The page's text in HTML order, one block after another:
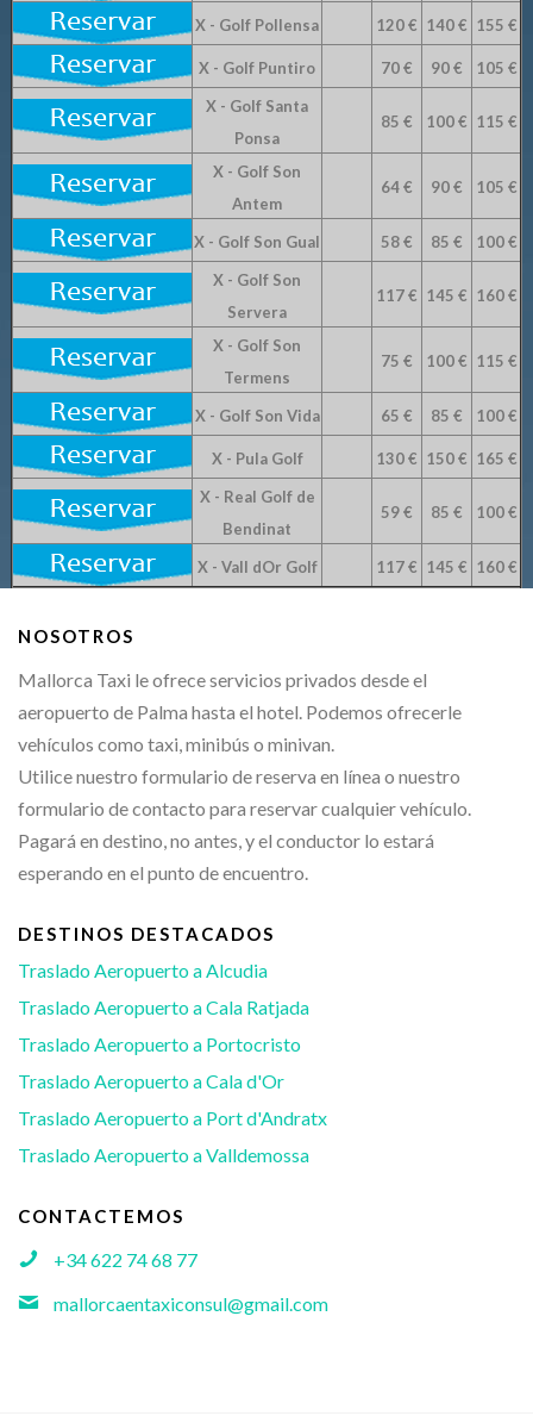
X - Golf Pollensa 120 € 140 € 155 €
X - Golf Puntiro 70 € 90 €
105 €
X - Golf Santa
Ponsa
85 € 100 € 115 €
X - Golf Son
Antem
64 € 90 € 105 €
X - Golf Son Gual 58 € 85 €
100 €
X - Golf Son
Servera
117 € 145 € 160 €
X - Golf Son
Termens
75 € 100 € 115 €
X - Golf Son Vida 65 € 85 € 100 €
X - Pula Golf 130 € 150 € 165 €
X - Real Golf de
Bendinat
59 € 85 € 100 €
X - Vall dOr Golf 117 € 145 € 160 €
NOSOTROS
Mallorca Taxi le ofrece servicios privados desde el
aeropuerto de Palma hasta el hotel. Podemos ofrecerle
vehículos como taxi, minibús o minivan.
Utilice nuestro formulario de reserva en línea o nuestro
formulario de contacto para reservar cualquier vehículo.
Pagará en destino, no antes, y el conductor lo estará
esperando en el punto de encuentro.
DESTINOS DESTACADOS
Traslado Aeropuerto a Alcudia
Traslado Aeropuerto a Cala Ratjada
Traslado Aeropuerto a Portocristo
Traslado Aeropuerto a Cala d'Or
Traslado Aeropuerto a Port d'Andratx
Traslado Aeropuerto a Valldemossa
CONTACTEMOS
+34 622 74 68 77
mallorcaentaxiconsul@gmail.com